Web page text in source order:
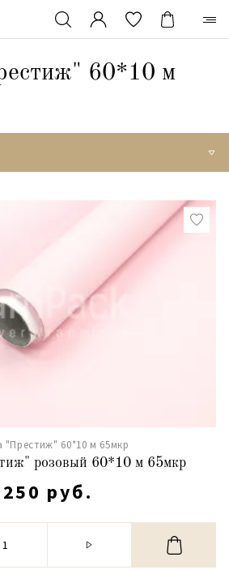
60*10 м
"Престиж" 60*10 м 65мкр
розовый 60*10 м 65мкр
250 руб.